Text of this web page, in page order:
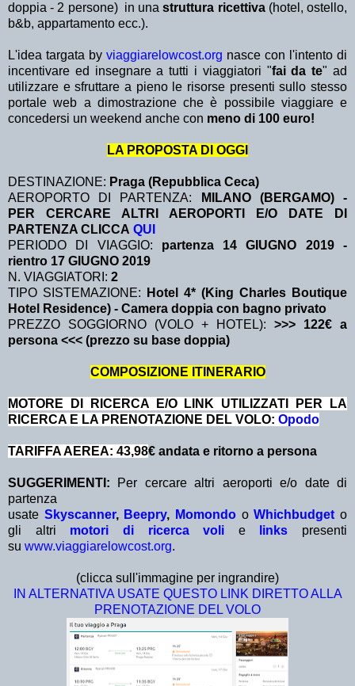
doppia - 2 persone) in unastruttura ricettiva(hotel, ostello,
b&b, appartamento ecc.).
L'idea targata by viaggiarelowcost.org nasce con l'intento di
incentivare ed insegnare a tutti i viaggiatori "fai da te" ad
utilizzare e sfruttare a pieno le risorse presenti sullo stesso
portale web a dimostrazione che è possibile viaggiare e
concedersi un weekend anche con meno di 100 euro!
LA PROPOSTA DI OGGI
DESTINAZIONE: Praga (Repubblica Ceca)
AEROPORTO DI PARTENZA:
MILANO (BERGAMO) -
PER CERCARE ALTRI AEROPORTI E/O DATE DI
PARTENZA CLICCA QUI
PERIODO DI VIAGGIO: partenza 14 GIUGNO 2019-
rientro 17 GIUGNO 2019
N. VIAGGIATORI: 2
TIPO SISTEMAZIONE:
Hotel 4* (King Charles Boutique
Hotel Residence) - Camera doppia con bagno privato
PREZZO SOGGIORNO (VOLO + HOTEL): >>> 122€ a
persona <<< (prezzo su base doppia)
COMPOSIZIONE ITINERARIO
MOTORE DI RICERCA E/O LINK UTILIZZATI PER LA
RICERCA E LA PRENOTAZIONE DEL VOLO: Opodo
TARIFFA AEREA: 43,98€ andata e ritorno a persona
SUGGERIMENTI: Per cercare altri aeroporti e/o date di
partenza
usate Skyscanner, Beepry, Momondo oWhichbudget o
gli altri motori di ricerca voli e links presenti
su www.viaggiarelowcost.org.
(clicca sull'immagine per ingrandire)
IN ALTERNATIVA USATE QUESTO LINK DIRETTO ALLA
PRENOTAZIONE DEL VOLO